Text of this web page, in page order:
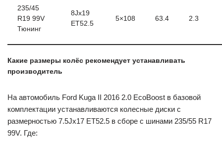
235/45
R19 99V
Тюнинг
8Jx19
ET52.5
5×108 63.4 2.3
Какие размеры колёс рекомендует устанавливать
производитель
На автомобиль Ford Kuga II 2016 2.0 EcoBoost в базовой
комплектации устанавливаются колесные диски с
размерностью 7.5Jx17 ET52.5 в сборе с шинами 235/55 R17
99V. Где: